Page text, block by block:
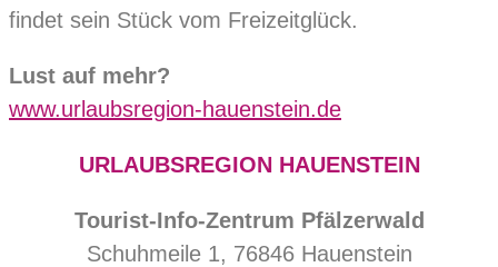
findet sein Stück vom Freizeitglück.
Lust auf mehr?
www.urlaubsregion-hauenstein.de
URLAUBSREGION HAUENSTEIN
Tourist-Info-Zentrum Pfälzerwald
Schuhmeile 1, 76846 Hauenstein